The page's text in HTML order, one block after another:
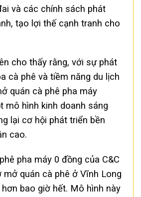
và các chính sách phát
tạo lợi thế cạnh tranh cho
cho thấy rằng, với sự phát
cà phê và tiềm năng du lịch
quán cà phê pha máy
mô hình kinh doanh sáng
lại cơ hội phát triển bền
cao.
pha máy 0 đồng của C&C
mở quán cà phê ở Vĩnh Long
bao giờ hết. Mô hình này